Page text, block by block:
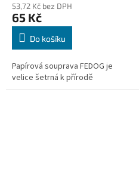
53,72 Kč bez DPH
65 Kč
Do košíku
Papírová souprava FEDOG je
velice šetrná k přírodě